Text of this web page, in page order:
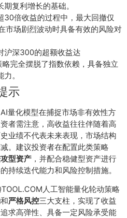
复利增长的基础。
30倍收益的过程中，最大回撤仅
市场剧烈波动时具备有效的风险对
沪深300的超额收益达
完全摆脱了指数依赖，具备独立
。
示
量化模型在捕捉市场非有效性方
者需注意，高收益往往伴随着高
业绩不代表未来表现，市场结构
。建议投资者在配置此类策略
型资产 ，并配合稳健型资产进行
持续迭代能力和风险控制措施。
人工智能量化轮动策略
和严格风控三大支柱，实现了收益
求高弹性、具备一定风险承受能